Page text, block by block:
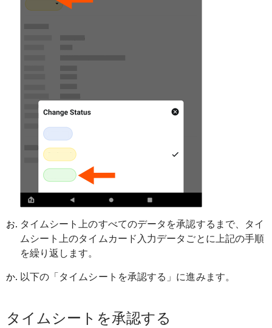
タイムシート上のすべてのデータを承認するまで、タイ
ムシート上のタイムカード入力データごとに上記の手順
を繰り返します。
以下の「タイムシートを承認する」に進みます。
タイムシートを承認する